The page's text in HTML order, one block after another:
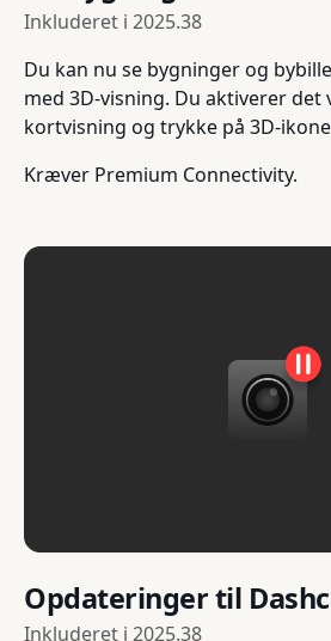
Inkluderet i 2025.38
Du kan nu se bygninger og
med 3D-visning. Du aktiverer det
kortvisning og trykke på 3D-
Kræver Premium Connectivity.
Opdateringer til
Inkluderet i 2025.38